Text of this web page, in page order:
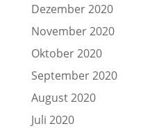
Dezember 2020
November 2020
Oktober 2020
September 2020
August 2020
Juli 2020